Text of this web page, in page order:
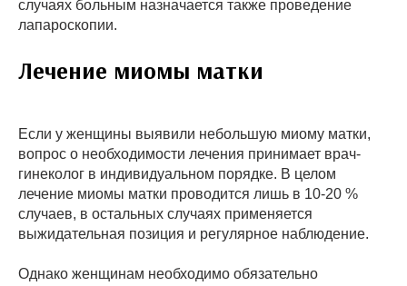
случаях больным назначается также проведение
лапароскопии.
Лечение миомы матки
Если у женщины выявили небольшую миому матки,
вопрос о необходимости лечения принимает врач-
гинеколог в индивидуальном порядке. В целом
лечение миомы матки проводится лишь в 10-20 %
случаев, в остальных случаях применяется
выжидательная позиция и регулярное наблюдение.
Однако женщинам необходимо обязательно